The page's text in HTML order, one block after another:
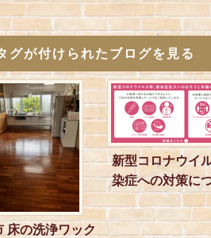
グが付けられたブログを見る
床の洗浄ワック
新型コロナウイ
染症への対策に